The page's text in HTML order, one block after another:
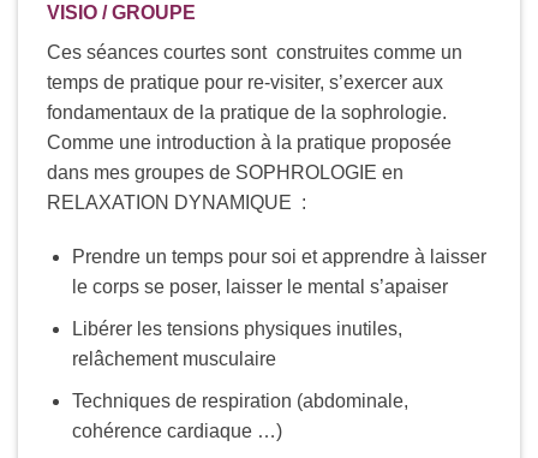
VISIO / GROUPE
Ces séances courtes sont construites comme un
temps de pratique pour re-visiter, s’exercer aux
fondamentaux de la pratique de la sophrologie.
Comme une introduction à la pratique proposée
dans mes groupes de SOPHROLOGIE en
RELAXATION DYNAMIQUE :
Prendre un temps pour soi et apprendre à laisser
le corps se poser, laisser le mental s’apaiser
Libérer les tensions physiques inutiles,
relâchement musculaire
Techniques de respiration (abdominale,
cohérence cardiaque …)